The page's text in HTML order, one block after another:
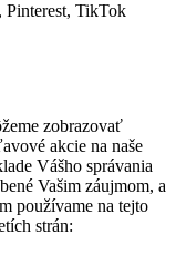
TikTok
zobrazovať
akcie na naše
Vášho správania
Vašim záujmom, a
používame na tejto
strán: